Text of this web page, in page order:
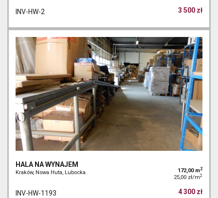
INV-HW-2 3 500 zł
HALA NA WYNAJEM
Kraków, Nowa Huta, Lubocka 172,00 m2
25,00 zł/m2
INV-HW-1193 4 300 zł